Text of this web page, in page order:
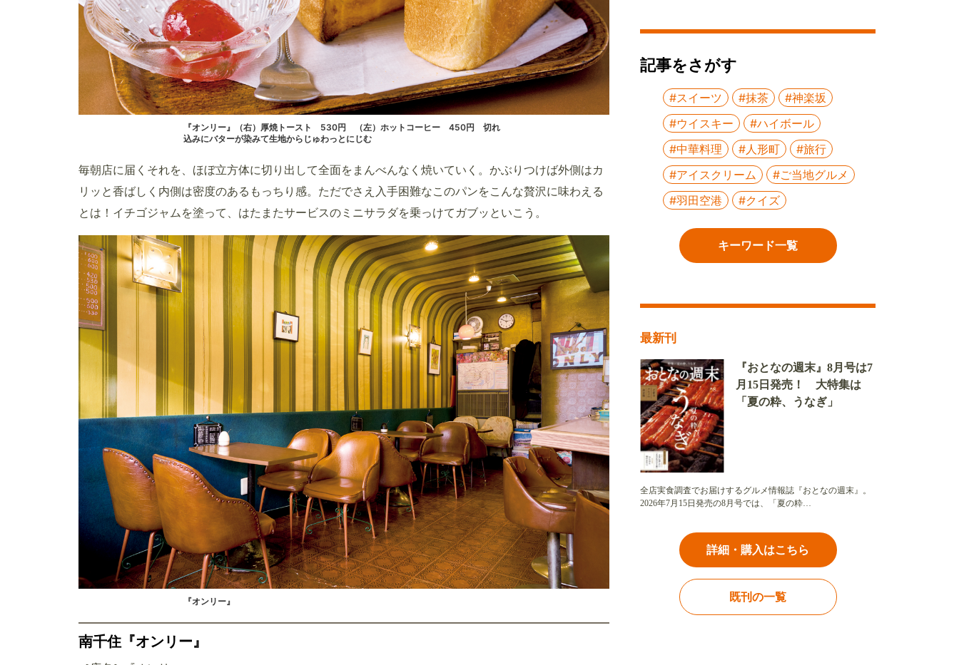
『オンリー』（右）厚焼トースト 530円 （左）ホットコーヒー 450円 切れ
込みにバターが染みて生地からじゅわっとにじむ
毎朝店に届くそれを、ほぼ立方体に切り出して全面をまんべんなく焼いていく。かぶりつけば外側はカ
リッと香ばしく内側は密度のあるもっちり感。ただでさえ入手困難なこのパンをこんな贅沢に味わえる
とは！イチゴジャムを塗って、はたまたサービスのミニサラダを乗っけてガブッといこう。
『オンリー』
南千住『オンリー』
記事をさがす
#スイーツ #抹茶
#神楽坂
#ウイスキー
#ハイボール
#中華料理
#人形町
#旅行
#アイスクリーム
#ご当地グルメ
#羽田空港
#クイズ
キーワード一覧
最新刊
『おとなの週末』8月号は7
月15日発売！ 大特集は
「夏の粋、うなぎ」
全店実食調査でお届けするグルメ情報誌『おとなの週末』。
2026年7月15日発売の8月号では、「夏の粋…
詳細・購入はこちら
既刊の一覧